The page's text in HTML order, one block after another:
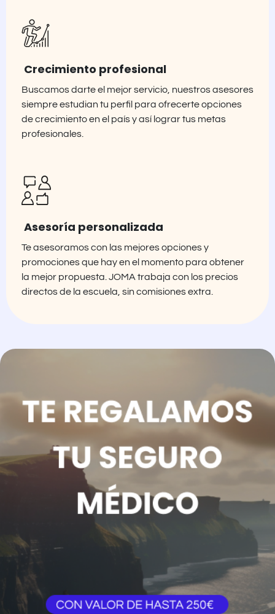
Crecimiento profesional
Buscamos darte el mejor servicio, nuestros asesores
siempre estudian tu perfil para ofrecerte opciones
de crecimiento en el país y así lograr tus metas
profesionales.
Asesoría personalizada
Te asesoramos con las mejores opciones y
promociones que hay en el momento para obtener
la mejor propuesta. JOMA trabaja con los precios
directos de la escuela, sin comisiones extra.